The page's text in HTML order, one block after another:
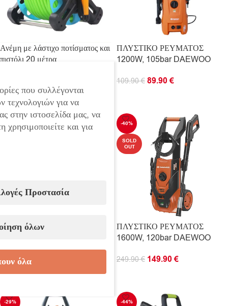
Ανέμη με λάστιχο ποτίσματος και
πιστόλι 20 μέτρα
ΔΙΑΒΆΣΤΕ ΠΕΡΙΣΣΌΤΕΡΑ
ΠΛΥΣΤΙΚΟ ΡΕΥΜΑΤΟΣ
1200W, 105bar DAEWOO
109.90€ 89.90€
ΠΛΥΣΤΙΚΟ ΡΕΥΜΑΤΟΣ
154.90€ 84.90
ΠΡΟΣΘΉΚΗ ΣΤΟ ΚΑΛΆΘΙ
-40%
SOLD
OUT
ΠΛΥΣΤΙΚΟ ΡΕΥΜΑΤΟΣ
1600W, 120bar DAEWOO
249.90€ 149.90€
-29% -44%
που συλλέγονται
για να
στην ιστοσελίδα μας, να
και για
Προστασία
όλων
όλα